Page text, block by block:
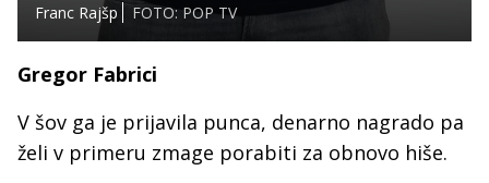
Franc Rajšp FOTO: POP TV
Gregor Fabrici
V šov ga je prijavila punca, denarno nagrado pa
želi v primeru zmage porabiti za obnovo hiše.